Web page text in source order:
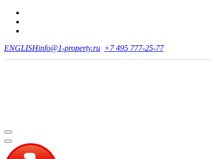
ENGLISHinfo@1-property.ru +7 495 777-25-77